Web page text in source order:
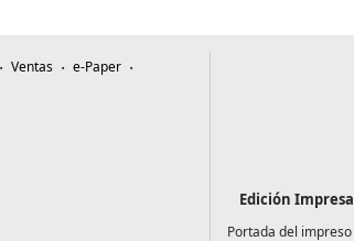
Ventas
e-Paper
Edición Impresa
Portada del impreso